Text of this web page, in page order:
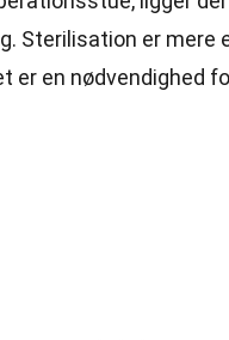
Sterilisation er mere
er en nødvendighed